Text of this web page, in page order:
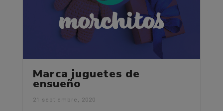
Marca juguetes de
ensueño
21 septiembre, 2020